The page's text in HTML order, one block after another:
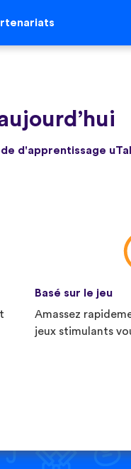
d'apprentissage
Basé sur le jeu
Amassez
jeux stimulants